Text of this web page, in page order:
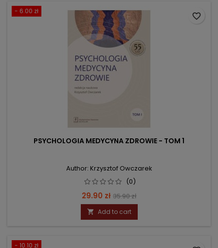
- 6.00 zł
PSYCHOLOGIA MEDYCYNA ZDROWIE - TOM 1
Author: Krzysztof Owczarek
(0)
Price
29.90 zł Regular
price
35.90 zł
 Add to cart
favorite_border
- 10.10 zł